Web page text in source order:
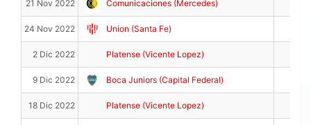
21 Nov 2022 Comunicaciones (Mercedes)
24 Nov 2022 Union (Santa Fe)
2 Dic 2022 Platense (Vicente Lopez)
9 Dic 2022 Boca Juniors (Capital Federal)
18 Dic 2022 Platense (Vicente Lopez)